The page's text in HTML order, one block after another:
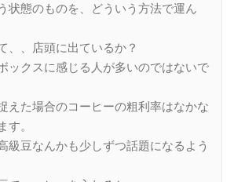
状態のものを、どういう方法で運ん
、、店頭に出ているか？
ックスに感じる人が多いのではないで
えた場合のコーヒーの粗利率はなかな
す。
級豆なんかも少しずつ話題になるよう